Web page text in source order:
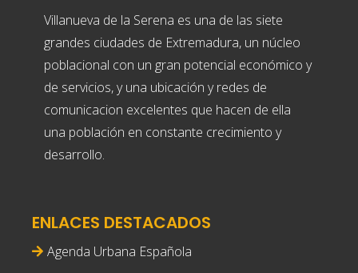
Villanueva de la Serena es una de las siete
grandes ciudades de Extremadura, un núcleo
poblacional con un gran potencial económico y
de servicios, y una ubicación y redes de
comunicacion excelentes que hacen de ella
una población en constante crecimiento y
desarrollo.
ENLACES DESTACADOS
Agenda Urbana Española